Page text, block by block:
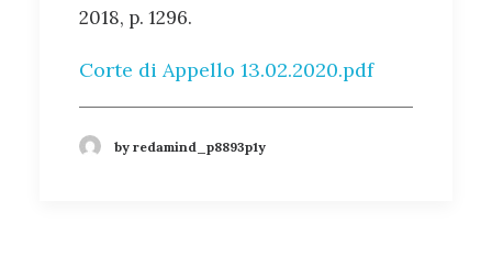
2018, p. 1296.
Corte di Appello 13.02.2020.pdf
by redamind_p8893p1y